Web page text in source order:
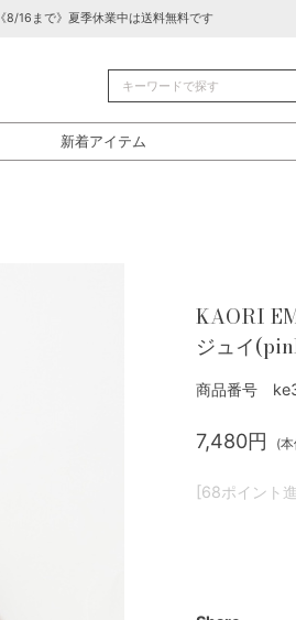
《8/16まで》夏季休業中は送料無料です
新着アイテム
KAORI
ジュイ
商品番号
7,480円 (
[68ポイント